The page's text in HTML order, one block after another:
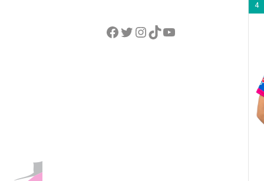
Facebook
Twitter
Instagram
TikTok
YouTube
4